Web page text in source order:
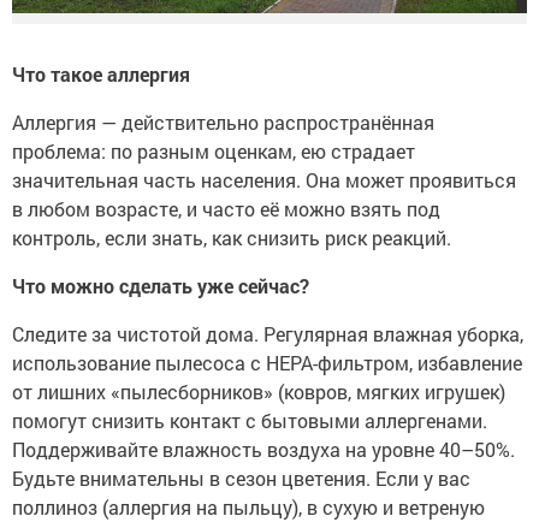
Что такое аллергия
Аллергия — действительно распространённая
проблема: по разным оценкам, ею страдает
значительная часть населения. Она может проявиться
в любом возрасте, и часто её можно взять под
контроль, если знать, как снизить риск реакций.
Что можно сделать уже сейчас?
Следите за чистотой дома. Регулярная влажная уборка,
использование пылесоса с HEPA-фильтром, избавление
от лишних «пылесборников» (ковров, мягких игрушек)
помогут снизить контакт с бытовыми аллергенами.
Поддерживайте влажность воздуха на уровне 40–50%.
Будьте внимательны в сезон цветения. Если у вас
поллиноз (аллергия на пыльцу), в сухую и ветреную